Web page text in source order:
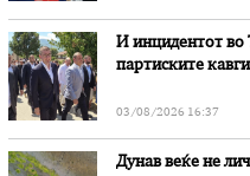
И инцидентот во
партиските кавги
03/08/2026 16:37
Дунав веќе не